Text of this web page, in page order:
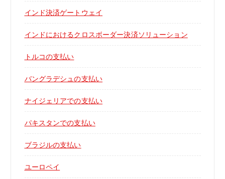
インド決済ゲートウェイ
インドにおけるクロスボーダー決済ソリューション
トルコの支払い
バングラデシュの支払い
ナイジェリアでの支払い
パキスタンでの支払い
ブラジルの支払い
ユーロペイ